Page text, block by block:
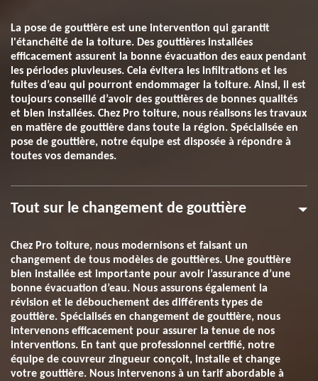
La pose de gouttière est une intervention qui garantit
l'étanchéité de la toiture. Des gouttières installées
efficacement assurent la bonne évacuation des eaux pendant
les périodes pluvieuses. Cela évitera les infiltrations et les
fuites d’eau qui pourront endommager la toiture. Ainsi, il est
toujours conseillé d’avoir des gouttières de bonnes qualités
et bien installées. Chez Pro toiture, nous réalisons les travaux
en matière de gouttière dans toute la région. Spécialisée en
pose de gouttière, notre équipe est disposée à répondre à
toutes vos demandes.
Tout sur le changement de gouttière
Chez Pro toiture, nous modernisons et faisant un
changement de tous modèles de gouttières. Une gouttière
bien installée est importante pour avoir l’assurance d’une
bonne évacuation d’eau. Nous assurons également la
révision et le débouchement des différents types de
gouttière. Spécialisés en changement de gouttière, nous
intervenons efficacement pour assurer la tenue de nos
interventions. En tant que professionnel certifié, notre
équipe de couvreur zingueur conçoit, installe et change
votre gouttière. Nous intervenons à un tarif abordable à